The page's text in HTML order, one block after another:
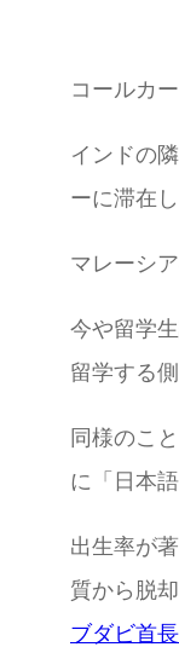
コールカ
インドの
ーに滞在
マレーシ
今や留学
留学する
同様のこ
に「日本
出生率が
質から脱
ブダビ首